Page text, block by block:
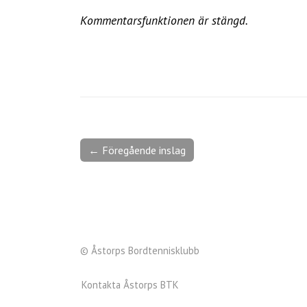
Kommentarsfunktionen är stängd.
← Föregående inslag
© Åstorps Bordtennisklubb
Kontakta Åstorps BTK